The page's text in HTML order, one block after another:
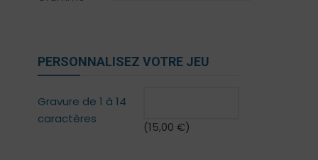
PERSONNALISEZ VOTRE JEU
Gravure de 1 à 14
caractères
(15,00 €)